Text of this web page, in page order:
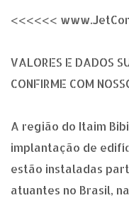
<<<<<<
VALORES E DADOS
CONFIRME COM
A região do Itaim
implantação de
estão instaladas
atuantes no Brasil,